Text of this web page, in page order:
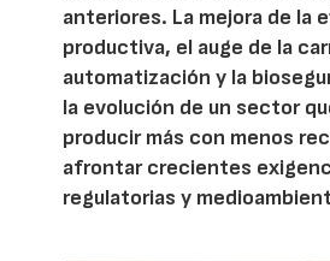
anteriores. La mejora de la
productiva, el auge de la
automatización y la
la evolución de un sector
producir más con menos
afrontar crecientes
regulatorias y